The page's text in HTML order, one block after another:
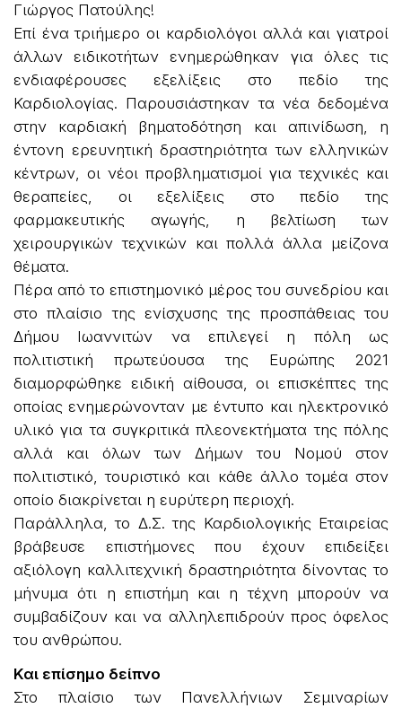
Γιώργος Πατούλης!
Επί ένα τριήμερο οι καρδιολόγοι αλλά και γιατροί
άλλων ειδικοτήτων ενημερώθηκαν για όλες τις
ενδιαφέρουσες εξελίξεις στο πεδίο της
Καρδιολογίας. Παρουσιάστηκαν τα νέα δεδομένα
στην καρδιακή βηματοδότηση και απινίδωση, η
έντονη ερευνητική δραστηριότητα των ελληνικών
κέντρων, οι νέοι προβληματισμοί για τεχνικές και
θεραπείες, οι εξελίξεις στο πεδίο της
φαρμακευτικής αγωγής, η βελτίωση των
χειρουργικών τεχνικών και πολλά άλλα μείζονα
θέματα.
Πέρα από το επιστημονικό μέρος του συνεδρίου και
στο πλαίσιο της ενίσχυσης της προσπάθειας του
Δήμου Ιωαννιτών να επιλεγεί η πόλη ως
πολιτιστική πρωτεύουσα της Ευρώπης 2021
διαμορφώθηκε ειδική αίθουσα, οι επισκέπτες της
οποίας ενημερώνονταν με έντυπο και ηλεκτρονικό
υλικό για τα συγκριτικά πλεονεκτήματα της πόλης
αλλά και όλων των Δήμων του Νομού στον
πολιτιστικό, τουριστικό και κάθε άλλο τομέα στον
οποίο διακρίνεται η ευρύτερη περιοχή.
Παράλληλα, το Δ.Σ. της Καρδιολογικής Εταιρείας
βράβευσε επιστήμονες που έχουν επιδείξει
αξιόλογη καλλιτεχνική δραστηριότητα δίνοντας το
μήνυμα ότι η επιστήμη και η τέχνη μπορούν να
συμβαδίζουν και να αλληλεπιδρούν προς όφελος
του ανθρώπου.
Και επίσημο δείπνο
Στο πλαίσιο των Πανελλήνιων Σεμιναρίων